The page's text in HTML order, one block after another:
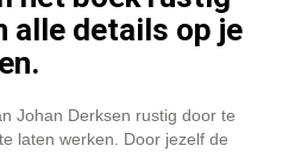
alle details op je
Johan Derksen rustig door te
laten werken. Door jezelf de